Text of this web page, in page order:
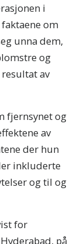
i
om
unna dem,
og
av
fjernsynet og
av
der hun
inkluderte
og til og
for
på